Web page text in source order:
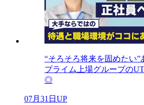
“そろそろ将来を固めたい”
プライム上場グループの
◎
07月31日UP